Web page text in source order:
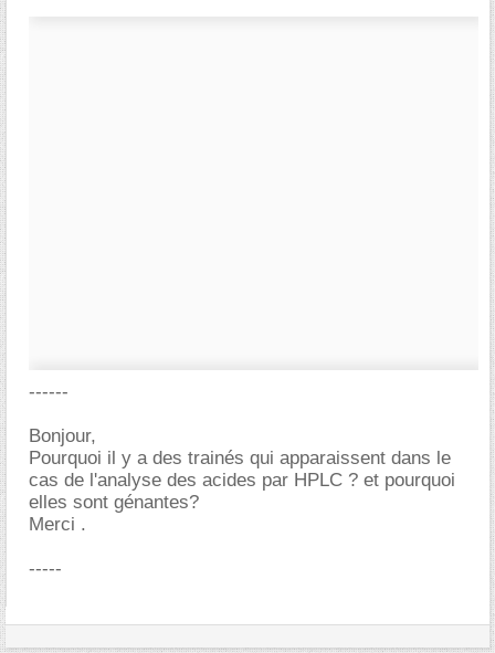
------
Bonjour,
Pourquoi il y a des trainés qui apparaissent dans le
cas de l'analyse des acides par HPLC ? et pourquoi
elles sont génantes?
Merci .
-----